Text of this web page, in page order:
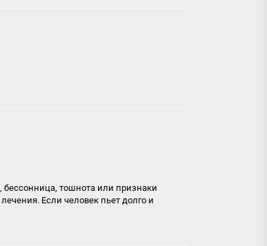
бессонница, тошнота или признаки
Если человек пьет долго и